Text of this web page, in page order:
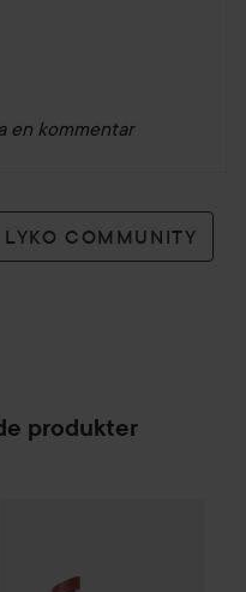
en kommentar
COMMUNITY
produkter